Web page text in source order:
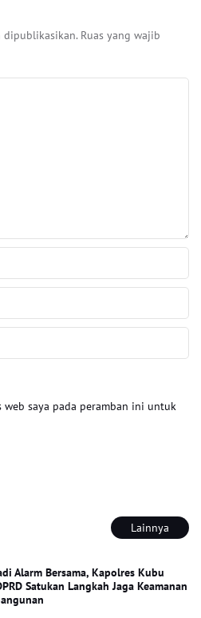
dipublikasikan. Ruas yang wajib
web saya pada peramban ini untuk
Lainnya
Alarm Bersama, Kapolres Kubu
Satukan Langkah Jaga Keamanan